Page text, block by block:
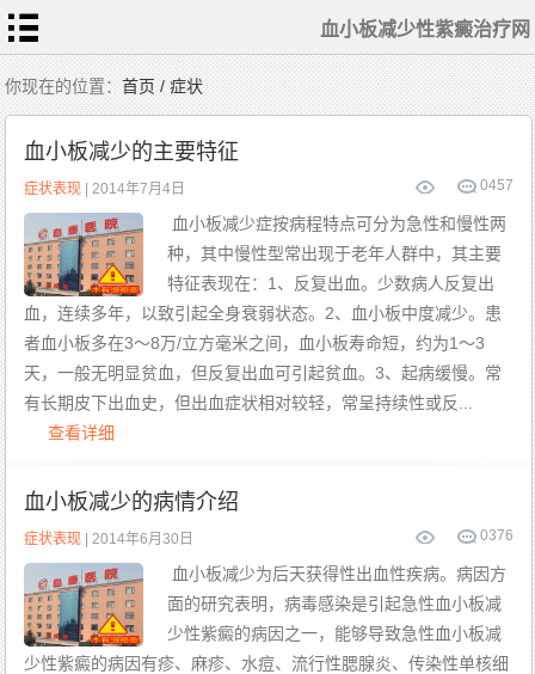
血小板减少性紫癜治疗网
首
页
血
小
板
常
识
相
关
检
查
症
状
表
现
常
规
治
疗
患
者
护
理
中
医
食
疗
特
色
治
疗
血
小
板
减
少
的
治
疗
康
复
案
例
病
因
你现在的位置：首页 / 症状
血小板减少的主要特征
457
0
症状表现 | 2014年7月4日
血小板减少症按病程特点可分为急性和慢性两
种，其中慢性型常出现于老年人群中，其主要
特征表现在：1、反复出血。少数病人反复出
血，连续多年，以致引起全身衰弱状态。2、血小板中度减少。患
者血小板多在3～8万/立方毫米之间，血小板寿命短，约为1～3
天，一般无明显贫血，但反复出血可引起贫血。3、起病缓慢。常
有长期皮下出血史，但出血症状相对较轻，常呈持续性或反...
查看详细
血小板减少的病情介绍
376
0
症状表现 | 2014年6月30日
血小板减少为后天获得性出血性疾病。病因方
面的研究表明，病毒感染是引起急性血小板减
少性紫癜的病因之一，能够导致急性血小板减
少性紫癜的病因有疹、麻疹、水痘、流行性腮腺炎、传染性单核细